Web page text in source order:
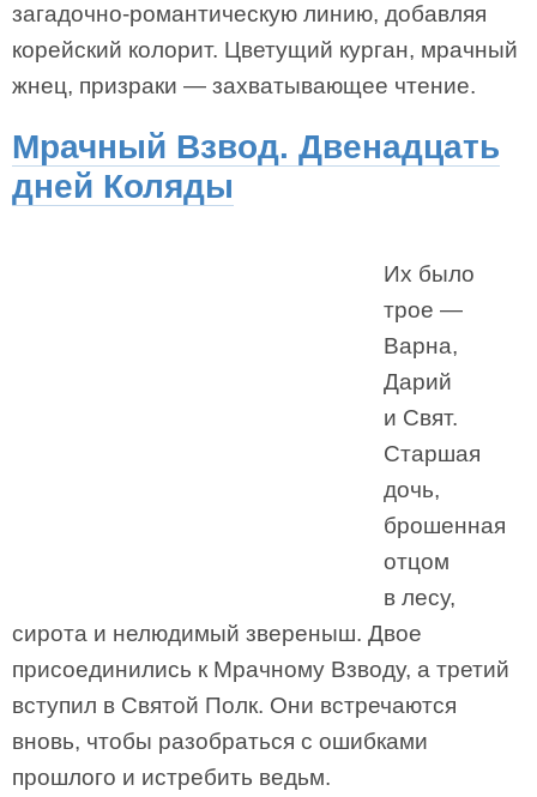
загадочно-романтическую линию, добавляя
корейский колорит. Цветущий курган, мрачный
жнец, призраки — захватывающее чтение.
Мрачный Взвод. Двенадцать
дней Коляды
Их было
трое —
Варна,
Дарий
и Свят.
Старшая
дочь,
брошенная
отцом
в лесу,
сирота и нелюдимый звереныш. Двое
присоединились к Мрачному Взводу, а третий
вступил в Святой Полк. Они встречаются
вновь, чтобы разобраться с ошибками
прошлого и истребить ведьм.